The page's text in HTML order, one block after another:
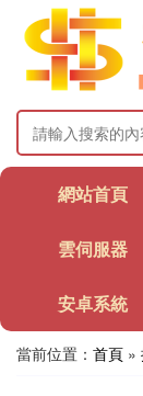
網站首頁
雲伺服器
安卓系統
當前位置： 首頁 »